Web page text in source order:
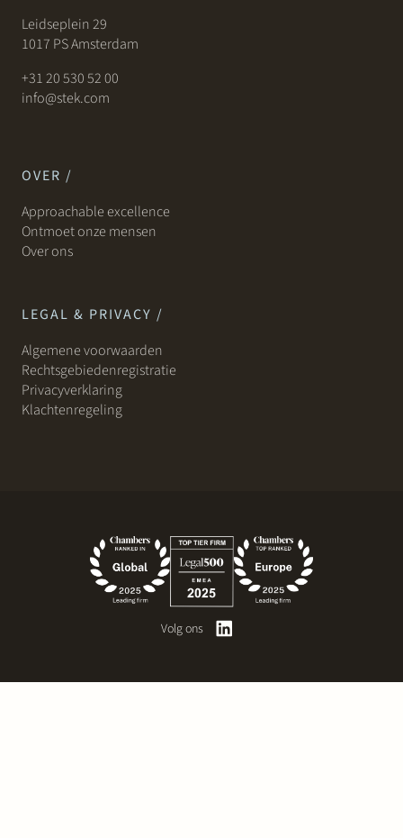
Leidseplein 29
1017 PS Amsterdam
+31 20 530 52 00
info@stek.com
OVER /
Approachable excellence
Ontmoet onze mensen
Over ons
LEGAL & PRIVACY /
Algemene voorwaarden
Rechtsgebiedenregistratie
Privacyverklaring
Klachtenregeling
Volg ons